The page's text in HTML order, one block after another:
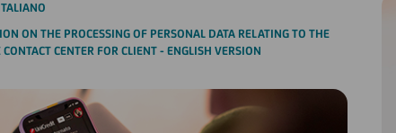
ON THE PROCESSING OF PERSONAL DATA RELATING TO THE
CENTER FOR CLIENT - ENGLISH VERSION